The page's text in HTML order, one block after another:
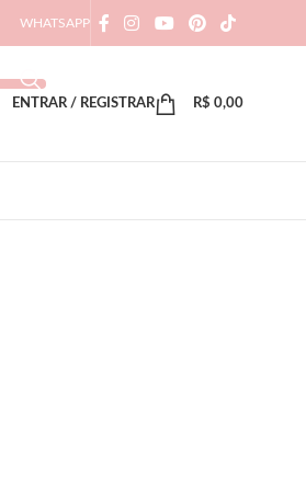
WHATSAPP
ENTRAR / REGISTRAR R$ 0,00